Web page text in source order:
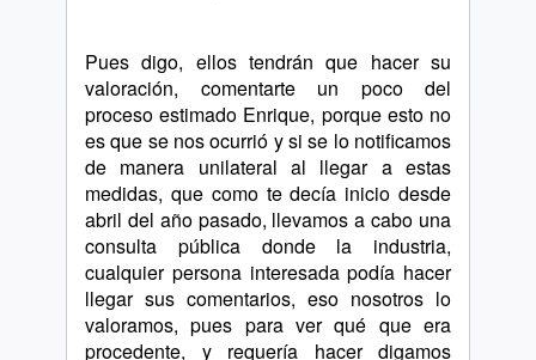
Pues digo, ellos tendrán que hacer su
valoración, comentarte un poco del
proceso estimado Enrique, porque esto no
es que se nos ocurrió y si se lo notificamos
de manera unilateral al llegar a estas
medidas, que como te decía inicio desde
abril del año pasado, llevamos a cabo una
consulta pública donde la industria,
cualquier persona interesada podía hacer
llegar sus comentarios, eso nosotros lo
valoramos, pues para ver qué que era
procedente, y requería hacer digamos